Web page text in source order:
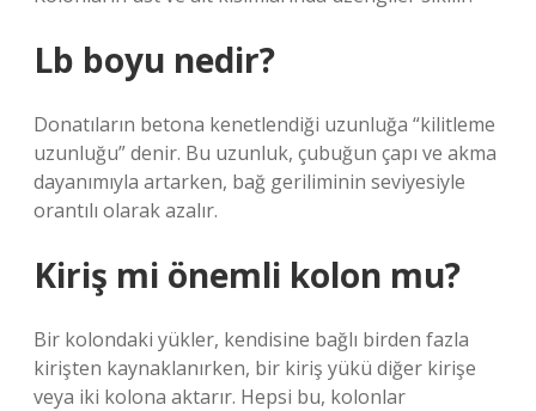
Lb boyu nedir?
Donatıların betona kenetlendiği uzunluğa “kilitleme
uzunluğu” denir. Bu uzunluk, çubuğun çapı ve akma
dayanımıyla artarken, bağ geriliminin seviyesiyle
orantılı olarak azalır.
Kiriş mi önemli kolon mu?
Bir kolondaki yükler, kendisine bağlı birden fazla
kirişten kaynaklanırken, bir kiriş yükü diğer kirişe
veya iki kolona aktarır. Hepsi bu, kolonlar